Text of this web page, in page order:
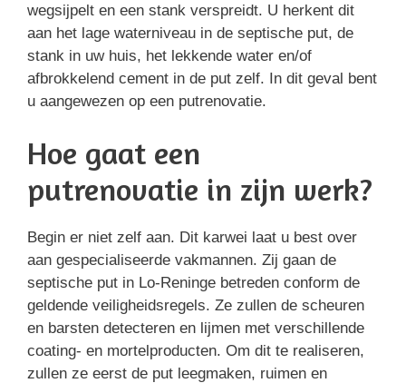
wegsijpelt en een stank verspreidt. U herkent dit
aan het lage waterniveau in de septische put, de
stank in uw huis, het lekkende water en/of
afbrokkelend cement in de put zelf. In dit geval bent
u aangewezen op een putrenovatie.
Hoe gaat een
putrenovatie in zijn werk?
Begin er niet zelf aan. Dit karwei laat u best over
aan gespecialiseerde vakmannen. Zij gaan de
septische put in Lo-Reninge betreden conform de
geldende veiligheidsregels. Ze zullen de scheuren
en barsten detecteren en lijmen met verschillende
coating- en mortelproducten. Om dit te realiseren,
zullen ze eerst de put leegmaken, ruimen en